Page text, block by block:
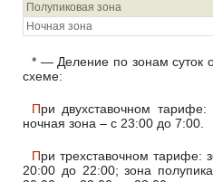
Полупиковая зона
Ночная зона
* — Деление по зонам суток
схеме:
При двухставочном тарифе: зона пика – с 7:00 до 23:00;
ночная зона – с 23:00 до 7:00.
При трехставочном тарифе: зона пика – с 8:00 до 11:00 и с
20:00 до 22:00; зона